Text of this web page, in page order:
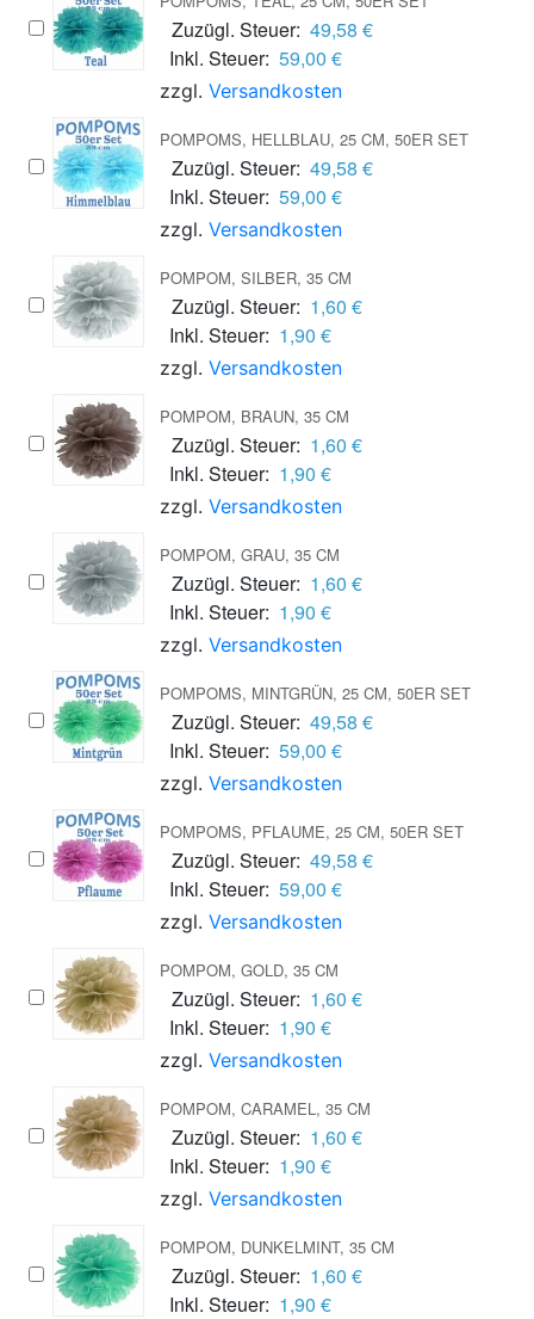
Zuzügl. Steuer: 49,58 €
Inkl. Steuer: 59,00 €
zzgl. Versandkosten
POMPOMS, HELLBLAU, 25 CM, 50ER SET
Zuzügl. Steuer: 49,58 €
Inkl. Steuer: 59,00 €
zzgl. Versandkosten
POMPOM, SILBER, 35 CM
Zuzügl. Steuer: 1,60 €
Inkl. Steuer: 1,90 €
zzgl. Versandkosten
POMPOM, BRAUN, 35 CM
Zuzügl. Steuer: 1,60 €
Inkl. Steuer: 1,90 €
zzgl. Versandkosten
POMPOM, GRAU, 35 CM
Zuzügl. Steuer: 1,60 €
Inkl. Steuer: 1,90 €
zzgl. Versandkosten
POMPOMS, MINTGRÜN, 25 CM, 50ER SET
Zuzügl. Steuer: 49,58 €
Inkl. Steuer: 59,00 €
zzgl. Versandkosten
POMPOMS, PFLAUME, 25 CM, 50ER SET
Zuzügl. Steuer: 49,58 €
Inkl. Steuer: 59,00 €
zzgl. Versandkosten
POMPOM, GOLD, 35 CM
Zuzügl. Steuer: 1,60 €
Inkl. Steuer: 1,90 €
zzgl. Versandkosten
POMPOM, CARAMEL, 35 CM
Zuzügl. Steuer: 1,60 €
Inkl. Steuer: 1,90 €
zzgl. Versandkosten
POMPOM, DUNKELMINT, 35 CM
Zuzügl. Steuer: 1,60 €
Inkl. Steuer: 1,90 €